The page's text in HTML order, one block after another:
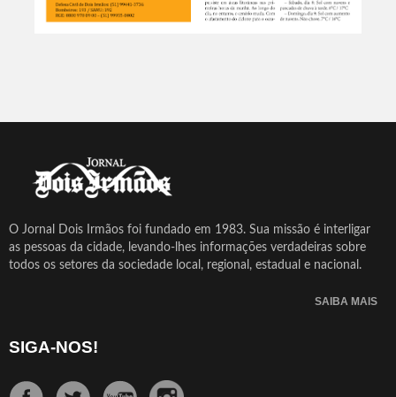
O Jornal Dois Irmãos foi fundado em 1983. Sua missão é interligar
as pessoas da cidade, levando-lhes informações verdadeiras sobre
todos os setores da sociedade local, regional, estadual e nacional.
SAIBA MAIS
SIGA-NOS!